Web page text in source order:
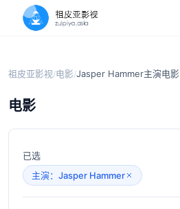
祖皮亚影视/电影/Jasper Hammer主演电影
电影
已选
主演：Jasper Hammer